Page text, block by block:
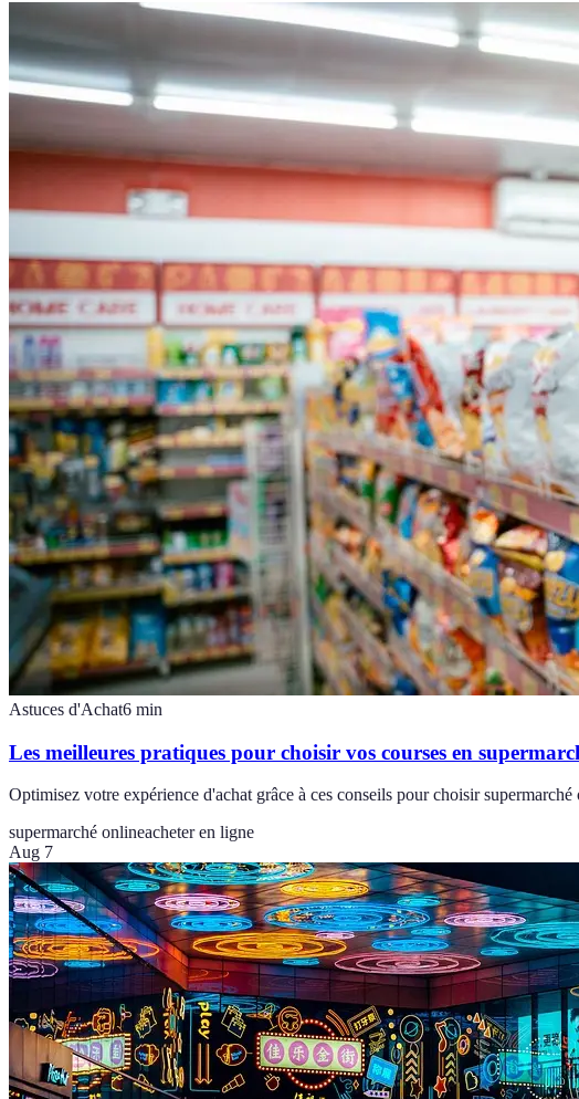
Astuces d'Achat6 min
Les meilleures pratiques pour choisir vos courses en
Optimisez votre expérience d'achat grâce à ces conseils pour choisir
supermarché onlineacheter en ligne
Aug 7